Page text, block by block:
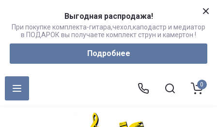
Выгодная распродажа!
При покупке комплекта-гитара,чехол,каподастр и медиатор
в ПОДАРОК вы получаете комплект струн и камертон !
Подробнее
0